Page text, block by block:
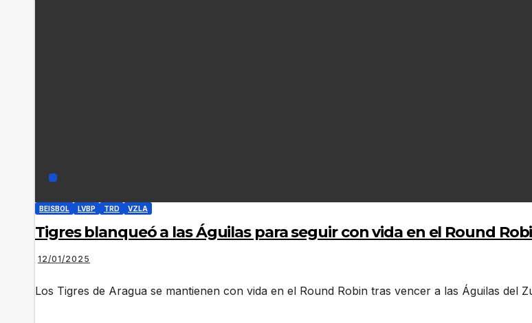
BEISBOL LVBP TRD VZLA
Tigres blanqueó a las Águilas para seguir con vida en el Round
12/01/2025
Los Tigres de Aragua se mantienen con vida en el Round Robin tras vencer a las Águilas